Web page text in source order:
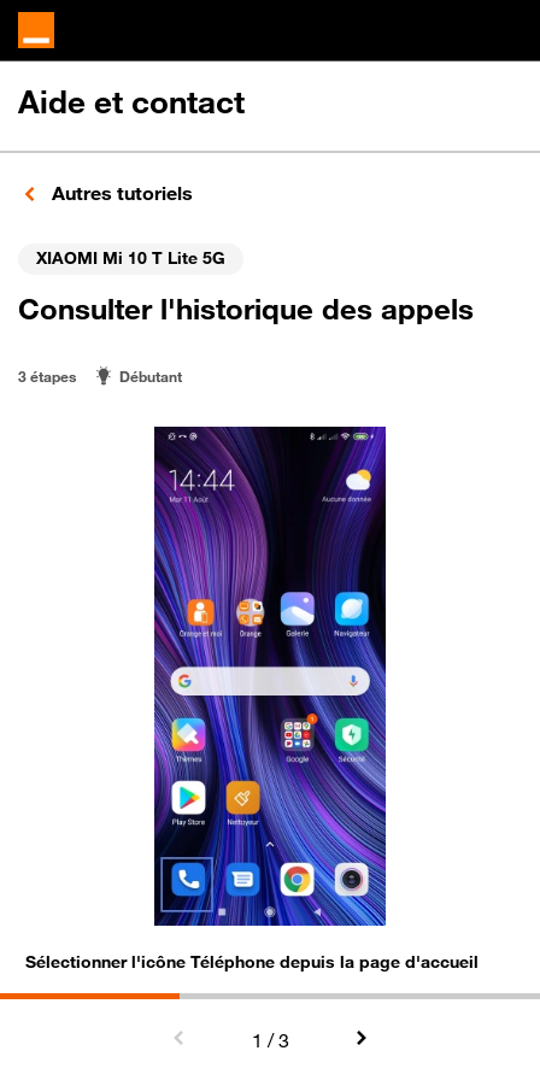
Aide et contact
Autres tutoriels
XIAOMI Mi 10 T Lite 5G
Consulter l'historique des appels
3 étapes Débutant
Sélectionner l'icône Téléphone depuis la page d'accueil
1 / 3